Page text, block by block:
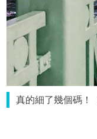
真的細了幾個碼！